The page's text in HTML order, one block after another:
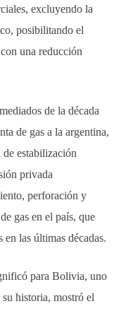
excluyendo la
posibilitando el
una reducción
de la década
de gas a la argentina,
de estabilización
privada
perforación y
gas en el país, que
las últimas décadas.
para Bolivia, uno
historia, mostró el